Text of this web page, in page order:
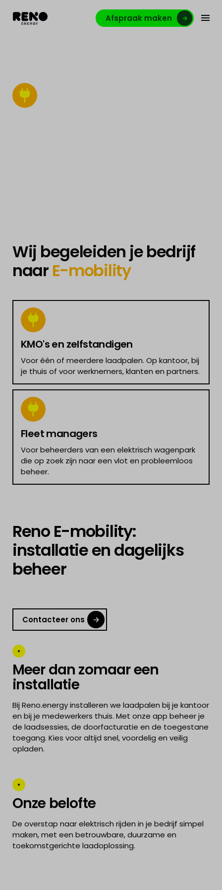
Afspraak maken
Wij begeleiden je bedrijf
naar E-mobility
KMO's en zelfstandigen
Voor één of meerdere laadpalen. Op kantoor, bij
je thuis of voor werknemers, klanten en partners.
Fleet managers
Voor beheerders van een elektrisch wagenpark
die op zoek zijn naar een vlot en probleemloos
beheer.
Reno E-mobility:
installatie en dagelijks
beheer
Contacteer ons
Meer dan zomaar een
installatie
Bij Reno.energy installeren we laadpalen bij je kantoor
en bij je medewerkers thuis. Met onze app beheer je
de laadsessies, de doorfacturatie en de toegestane
toegang. Kies voor altijd snel, voordelig en veilig
opladen.
Onze belofte
De overstap naar elektrisch rijden in je bedrijf simpel
maken, met een betrouwbare, duurzame en
toekomstgerichte laadoplossing.